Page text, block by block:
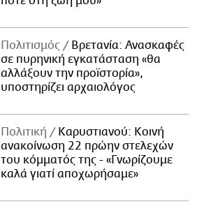
Πολιτισμός
Βρετανία: Ανασκαφές
σε πυρηνική εγκατάσταση «θα
αλλάξουν την προϊστορία»,
υποστηρίζει αρχαιολόγος
Πολιτική
Καρυστιανού: Κοινή
ανακοίνωση 22 πρώην στελεχών
του κόμματός της - «Γνωρίζουμε
καλά γιατί αποχωρήσαμε»